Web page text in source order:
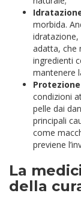
morbida.
adatta, che
ingredienti
mantenere
condizioni
pelle dai
principali
come
previene
La
della